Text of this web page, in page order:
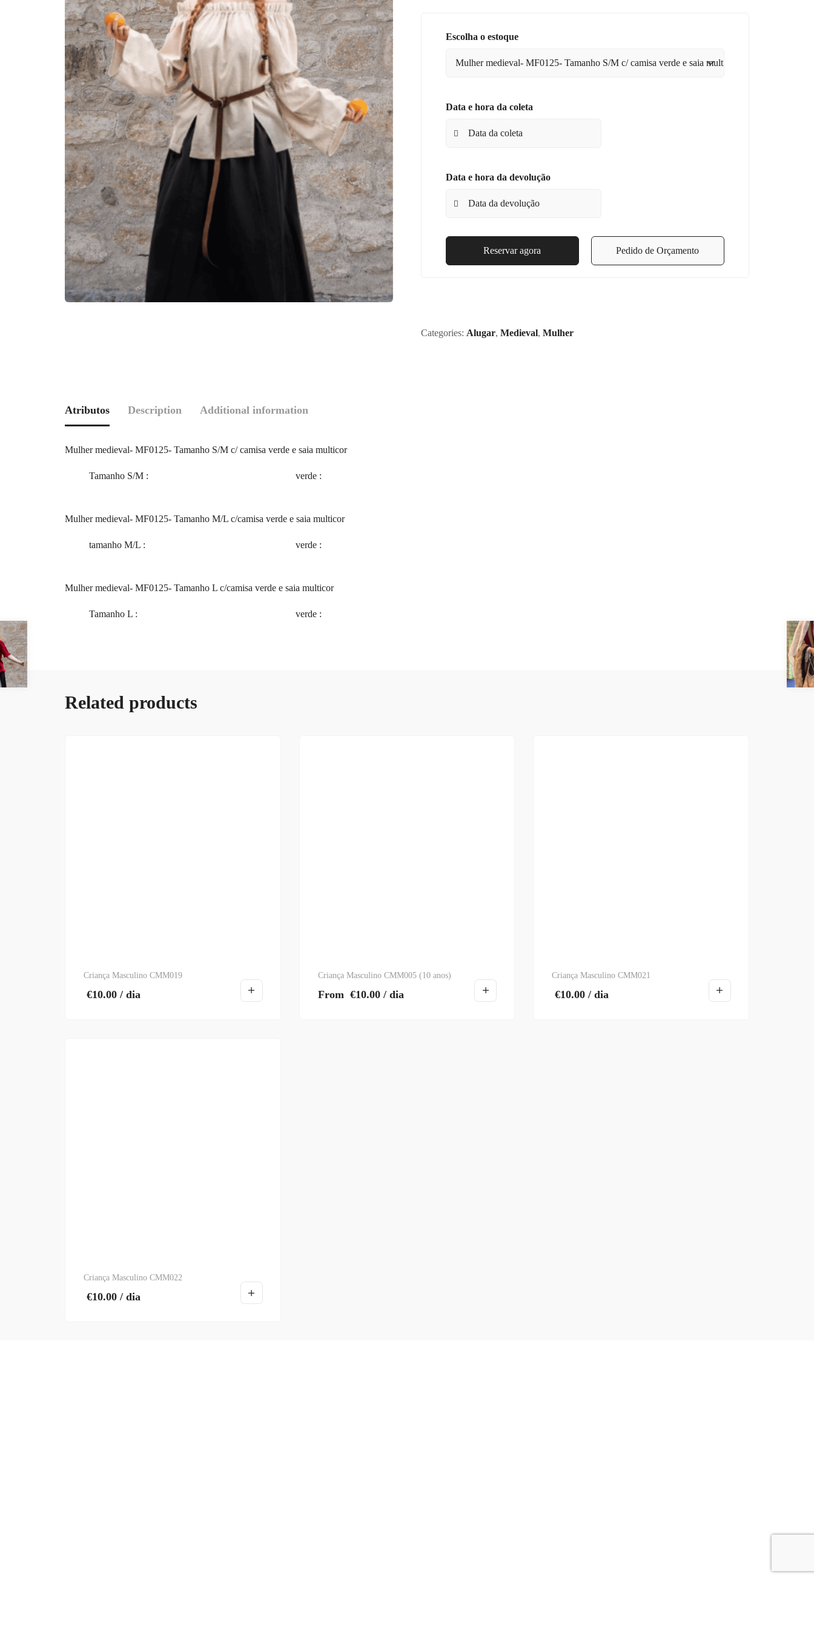
Escolha o estoque
Data e hora da coleta
Data e hora da devolução
Reservar agora Pedido de Orçamento
Categories: Alugar, Medieval, Mulher
Atributos Description Additional information
Mulher medieval- MF0125- Tamanho S/M c/ camisa verde e saia multicor
Tamanho S/M : verde :
Mulher medieval- MF0125- Tamanho M/L c/camisa verde e saia multicor
tamanho M/L : verde :
Mulher medieval- MF0125- Tamanho L c/camisa verde e saia multicor
Tamanho L : verde :
Related products
Criança Masculino CMM019
€10.00 / dia
Criança Masculino CMM005 (10 anos)
From €10.00/ dia
Criança Masculino CMM021
€10.00 / dia
Criança Masculino CMM022
€10.00 / dia